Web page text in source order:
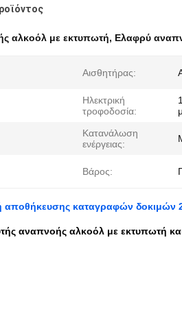
αλκοόλ με εκτυπωτή, Ελαφρύ
Αισθητήρας:
Ηλεκτρική
τροφοδοσία:
Κατανάλωση
ενέργειας:
Βάρος:
καταγραφών δοκιμών
αναπνοής αλκοόλ με εκτυπωτή